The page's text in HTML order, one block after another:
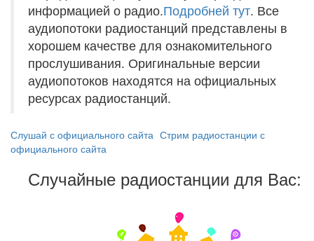
информацией о радио.Подробней тут. Все
аудиопотоки радиостанций представлены в
хорошем качестве для ознакомительного
прослушивания. Оригинальные версии
аудиопотоков находятся на официальных
ресурсах радиостанций.
Слушай с официального сайта Стрим радиостанции с
официального сайта
Случайные радиостанции для Вас: